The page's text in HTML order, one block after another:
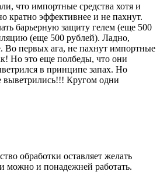
что импортные средства хотя и
кратно эффективнее и не пахнут.
барьерную защиту гелем (еще 500
(еще 500 рублей). Ладно,
Во первых ага, не пахнут импортные
Но это еще полбеды, что они
в принципе запах. Но
выветрились!!! Кругом одни
обработки оставляет желать
можно и понадежней работать.